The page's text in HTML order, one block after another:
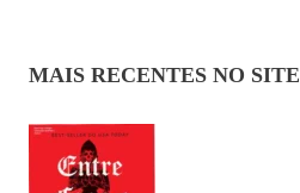
MAIS RECENTES NO SITE